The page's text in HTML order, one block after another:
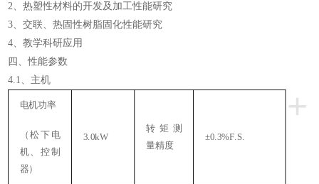
2、热塑性材料的开发及加工性能研究
3、交联、热固性树脂固化性能研究
4、教学科研应用
四、性能参数
4.1、主机
+
电机功率
（松下电
机、控制
器）
3.0kW
转矩测
量精度
±0.3%F.S.